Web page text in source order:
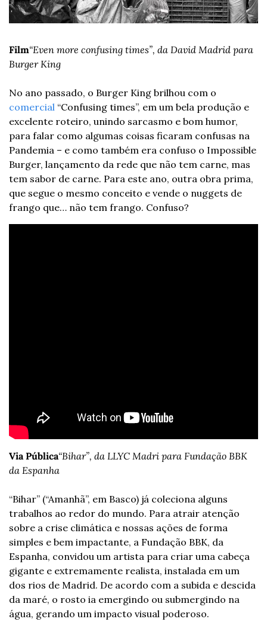
Film“Even more confusing times”, da David Madrid para
Burger King
comercial “Confusing times”, em um bela produção e
excelente roteiro, unindo sarcasmo e bom humor,
para falar como algumas coisas ficaram confusas na
Pandemia – e como também era confuso o Impossible
Burger, lançamento da rede que não tem carne, mas
tem sabor de carne. Para este ano, outra obra prima,
que segue o mesmo conceito e vende o nuggets de
frango que… não tem frango. Confuso?
Via Pública“Bihar”, da LLYC Madri para Fundação BBK
da Espanha
“Bihar” (“Amanhã”, em Basco) já coleciona alguns
trabalhos ao redor do mundo. Para atrair atenção
sobre a crise climática e nossas ações de forma
simples e bem impactante, a Fundação BBK, da
Espanha, convidou um artista para criar uma cabeça
gigante e extremamente realista, instalada em um
dos rios de Madrid. De acordo com a subida e descida
da maré, o rosto ia emergindo ou submergindo na
água, gerando um impacto visual poderoso.